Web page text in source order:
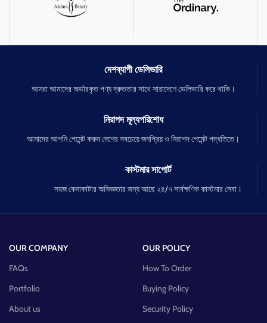
দেশব্যাপী ডেলিভারি
আমরা আমাদের অর্ডারকৃত পণ্য দ্রুততার সাথে সারাদেশে ডেলিভারি করে থাকি।
নিরাপদ মূল্যপরিশোধ
আমাদের আপনি পেমেন্ট করুন দেশের সবচেয়ে জনপ্রিয় ও নিরাপদ পেমেন্ট পদ্ধতিতে।
কাস্টমার সাপোর্ট
সহজ কেনাকাটার অভিজ্ঞতার জন্য আছে ২৪/৭ সার্বক্ষণিক কাস্টমার সেবা।
OUR COMPANY
FAQs
Portfolio
About us
OUR POLICY
How To Order
Buying Policy
Security Policy